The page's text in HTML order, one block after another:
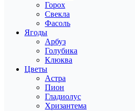
Горох
Свекла
Фасоль
Ягоды
Арбуз
Голубика
Клюква
Цветы
Астра
Пион
Гладиолус
Хризантема